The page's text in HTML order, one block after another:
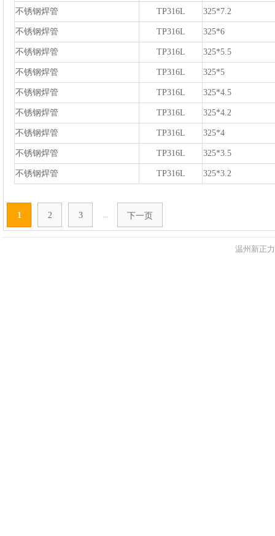
不锈钢焊管 TP316L 325*7.2
不锈钢焊管 TP316L 325*6
不锈钢焊管 TP316L 325*5.5
不锈钢焊管 TP316L 325*5
不锈钢焊管 TP316L 325*4.5
不锈钢焊管 TP316L 325*4.2
不锈钢焊管 TP316L 325*4
不锈钢焊管 TP316L 325*3.5
不锈钢焊管 TP316L 325*3.2
1 2 3 ... 下一页
温州新正